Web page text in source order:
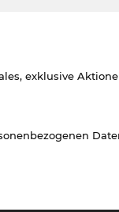
exklusive